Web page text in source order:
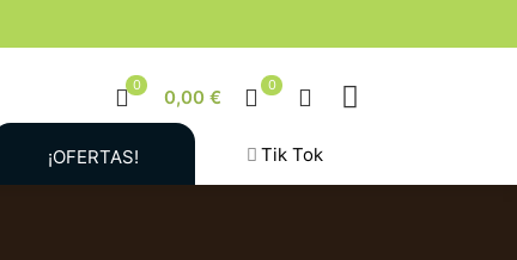
0
0,00 €
0
¡OFERTAS! Tik Tok